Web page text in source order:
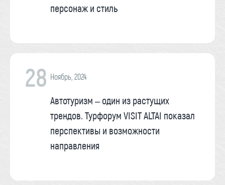
персонаж и стиль
28 Ноябрь, 2024
Автотуризм – один из растущих
трендов. Турфорум VISIT ALTAI показал
перспективы и возможности
направления